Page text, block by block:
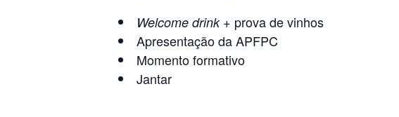
Welcome drink + prova de vinhos
Apresentação da APFPC
Momento formativo
Jantar